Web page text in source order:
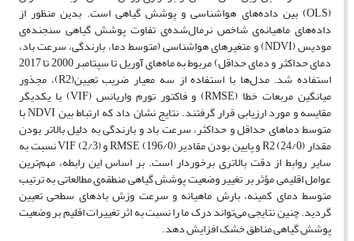
(OLS) بین داده‌های هواشناسی و پوشش گیاهی است. بدین منظور از
داده‌های ماهیانه‌ی شاخص نرمال‌شده‌ی تفاوت پوشش گیاهی سنجنده‌ی
مودیس (NDVI) و متغیرهای هواشناسی (متوسط دما، بارندگی، سرعت باد،
دمای حداکثر و دمای حداقل) مربوط به ماه‌های آوریل تا سپتامبر 2000 تا 2017
استفاده شد. مدل‌ها با استفاده از سه معیار ضریب تعیین(R2)، مجذور
میانگین مربعات خطا (RMSE) و فاکتور تورم واریانس (VIF) با یکدیگر
مقایسه و مورد ارزیابی قرار گرفتند. نتایج نشان داد که ارتباط بین NDVI با
متوسط دماهای حداقل و حداکثر، سرعت باد و بارندگی به دلیل بالاتر بودن
مقدار R2 (24/0) و پایین بودن مقادیر RMSE (196/0) و VIF (2/3) نسبت به
سایر روابط از دقت بالاتری برخوردار است. بر اساس این رابطه، مهم‌ترین
عوامل اقلیمی مؤثر بر تغییر وضعیت پوشش گیاهی منطقه‌ی مطالعاتی به ترتیب
متوسط دمای کمینه‌، بارش ماهیانه و سرعت وزش بادهای سطحی تعیین
گردید. چنین نتایجی می‌تواند درک ما را نسبت به اثر تغییرات اقلیم بر وضعیت
پوشش گیاهی مناطق خشک افزایش دهد.